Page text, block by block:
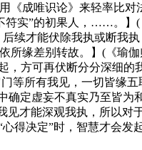
《成唯识论》来轻率比对
符实”的初果人，……。】(
续才能伏除我执或断我执
所缘差别转故。】(《瑜
方可再伏断分分深细的
等所有我见，一切皆缘五
确定虚妄不真实乃至皆为
见才能深观我执，所以对
得决定”时，智慧才会发